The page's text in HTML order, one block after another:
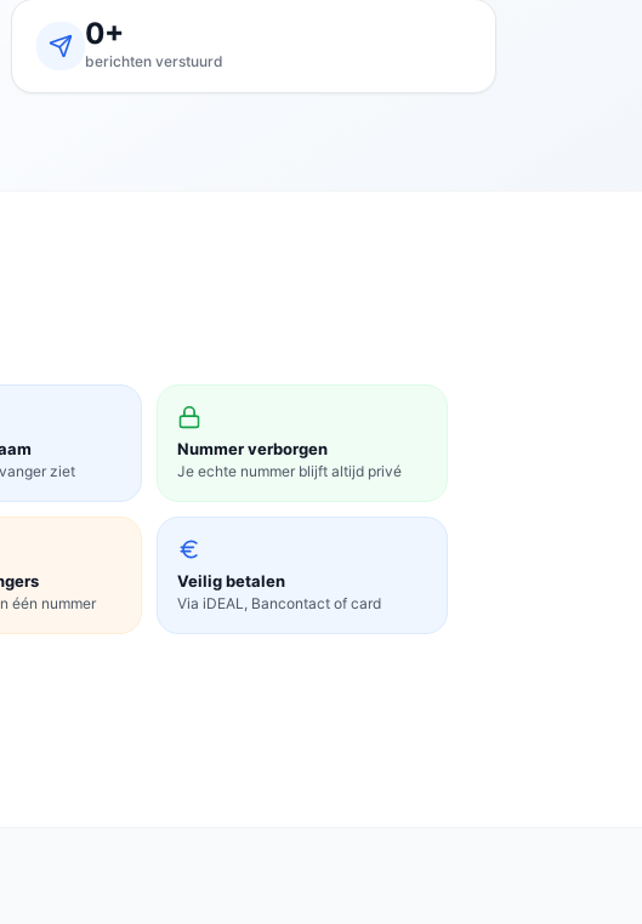
0+
berichten verstuurd
ziet
Nummer verborgen
Je echte nummer blijft altijd privé
één nummer
Veilig betalen
Via iDEAL, Bancontact of card